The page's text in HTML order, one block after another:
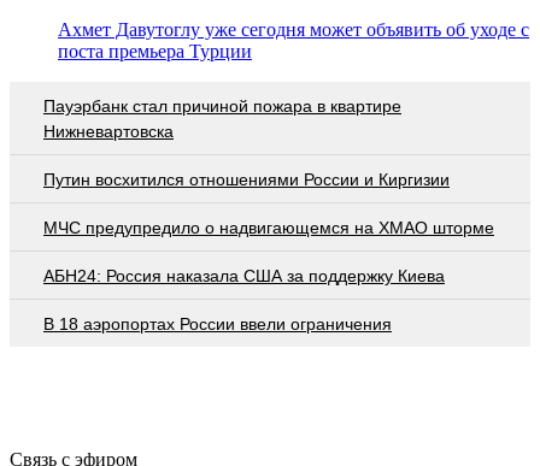
Ахмет Давутоглу уже сегодня может объявить об уходе с
поста премьера Турции
Пауэрбанк стал причиной пожара в квартире
Нижневартовска
Путин восхитился отношениями России и Киргизии
МЧС предупредило о надвигающемся на ХМАО шторме
АБН24: Россия наказала США за поддержку Киева
В 18 аэропортах России ввели ограничения
Связь с эфиром